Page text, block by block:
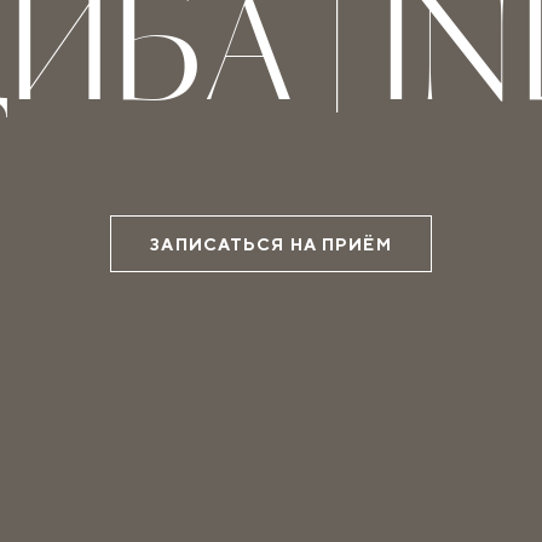
|
ЗАПИСАТЬСЯ НА ПРИЁМ